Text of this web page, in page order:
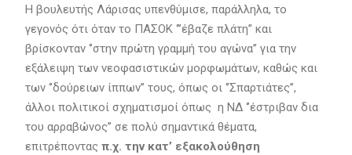
Η βουλευτής Λάρισας υπενθύμισε, παράλληλα, το
γεγονός ότι όταν το ΠΑΣΟΚ ‘’’έβαζε πλάτη’’ και
βρίσκονταν ‘’στην πρώτη γραμμή του αγώνα’’ για την
εξάλειψη των νεοφασιστικών μορφωμάτων, καθώς και
των ‘’δούρειων ίππων’’ τους, όπως οι ‘’Σπαρτιάτες’’,
άλλοι πολιτικοί σχηματισμοί όπως η ΝΔ ‘’έστριβαν δια
του αρραβώνος’’ σε πολύ σημαντικά θέματα,
επιτρέποντας π.χ. την κατ’ εξακολούθηση